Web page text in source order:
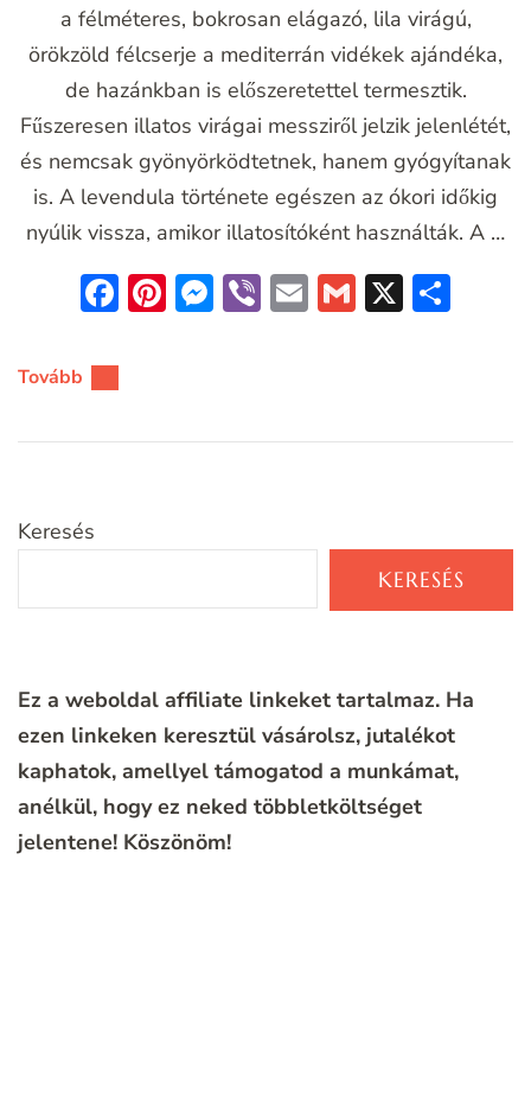
a félméteres, bokrosan elágazó, lila virágú,
örökzöld félcserje a mediterrán vidékek ajándéka,
de hazánkban is előszeretettel termesztik.
Fűszeresen illatos virágai messziről jelzik jelenlétét,
és nemcsak gyönyörködtetnek, hanem gyógyítanak
is. A levendula története egészen az ókori időkig
nyúlik vissza, amikor illatosítóként használták. A …
Facebook
Pinterest
Messenger
ViberEmailGmail
X
Tovább
Keresés
KERESÉS
Ez a weboldal affiliate linkeket tartalmaz. Ha
ezen linkeken keresztül vásárolsz, jutalékot
kaphatok, amellyel támogatod a munkámat,
anélkül, hogy ez neked többletköltséget
jelentene! Köszönöm!